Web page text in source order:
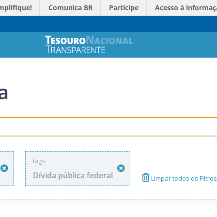
Comunica BR Participe Acesso à
tags
Dívida pública federal Limpar todos os Filtros